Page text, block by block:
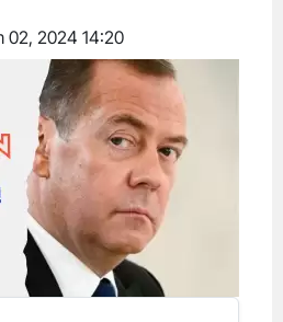
02, 2024 14:20